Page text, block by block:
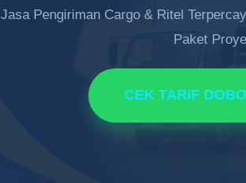
Jasa Pengiriman Cargo & Ritel
Paket
CEK TARIF DOBO